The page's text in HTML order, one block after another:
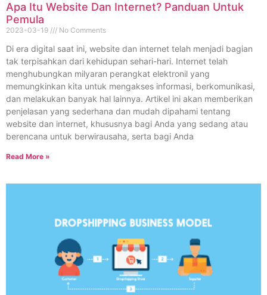
Apa Itu Website Dan Internet? Panduan Untuk
Pemula
2023-03-19 No Comments
Di era digital saat ini, website dan internet telah menjadi bagian
tak terpisahkan dari kehidupan sehari-hari. Internet telah
menghubungkan milyaran perangkat elektronil yang
memungkinkan kita untuk mengakses informasi, berkomunikasi,
dan melakukan banyak hal lainnya. Artikel ini akan memberikan
penjelasan yang sederhana dan mudah dipahami tentang
website dan internet, khususnya bagi Anda yang sedang atau
berencana untuk berwirausaha, serta bagi Anda
Read More »